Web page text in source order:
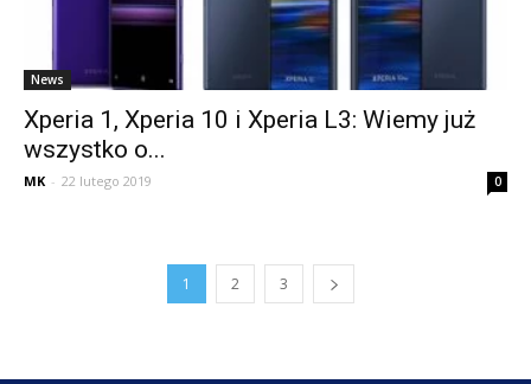
News
Xperia 1, Xperia 10 i Xperia L3: Wiemy już
wszystko o...
MK - 22 lutego 2019 0
1 2 3